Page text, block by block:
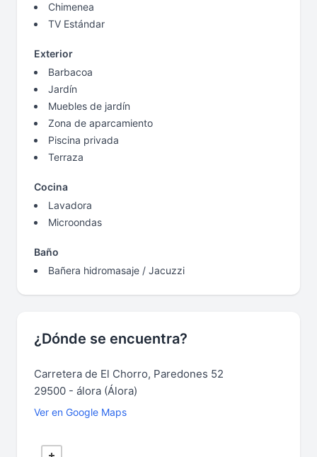
Chimenea
TV Estándar
Exterior
Barbacoa
Jardín
Muebles de jardín
Zona de aparcamiento
Piscina privada
Terraza
Cocina
Lavadora
Microondas
Baño
Bañera hidromasaje / Jacuzzi
¿Dónde se encuentra?
Carretera de El Chorro, Paredones 52
29500 - álora (Álora)
Ver en Google Maps